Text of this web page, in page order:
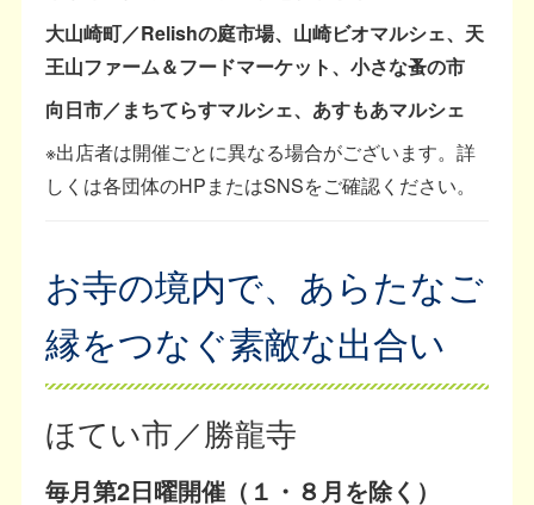
大山崎町／Relishの庭市場、山崎ビオマルシェ、天
王山ファーム＆フードマーケット、小さな蚤の市
向日市／まちてらすマルシェ、あすもあマルシェ
※出店者は開催ごとに異なる場合がございます。詳
しくは各団体のHPまたはSNSをご確認ください。
お寺の境内で、あらたなご
縁をつなぐ素敵な出合い
ほてい市／勝龍寺
毎月第2日曜開催（１・８月を除く）